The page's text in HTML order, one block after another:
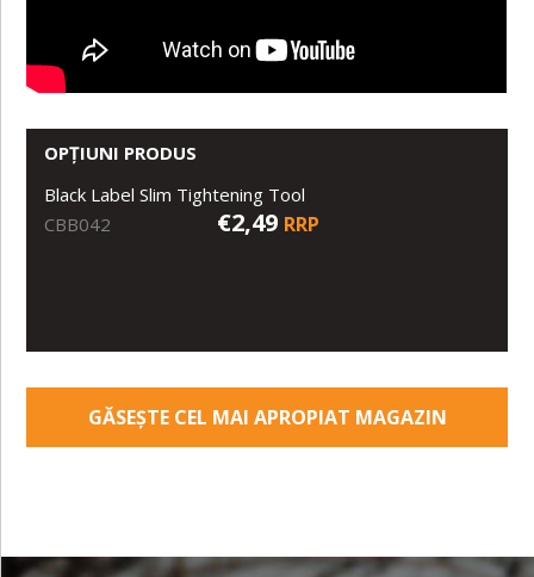
OPȚIUNI PRODUS
Black Label Slim Tightening Tool
CBB042
€2,49 RRP
GĂSEȘTE CEL MAI APROPIAT MAGAZIN